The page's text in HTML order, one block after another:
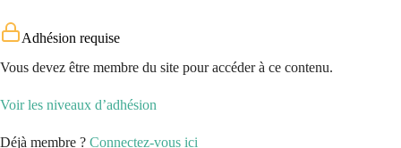
Adhésion requise
Vous devez être membre du site pour accéder à ce contenu.
Voir les niveaux d’adhésion
Déjà membre ? Connectez-vous ici